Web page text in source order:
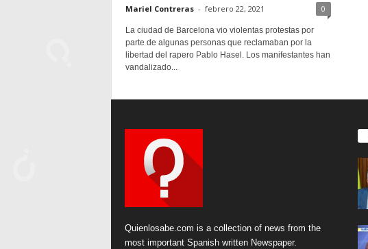
Mariel Contreras - febrero 22, 2021 0
La ciudad de Barcelona vio violentas protestas por
parte de algunas personas que reclamaban por la
libertad del rapero Pablo Hasel. Los manifestantes han
vandalizado...
Quienlosabe.com is a collection of news from the
most important Spanish written Newspaper.